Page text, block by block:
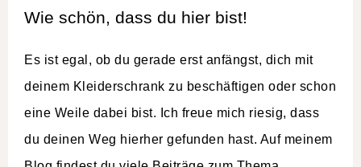
Wie schön, dass du hier bist!
Es ist egal, ob du gerade erst anfängst, dich mit
deinem Kleiderschrank zu beschäftigen oder schon
eine Weile dabei bist. Ich freue mich riesig, dass
du deinen Weg hierher gefunden hast. Auf meinem